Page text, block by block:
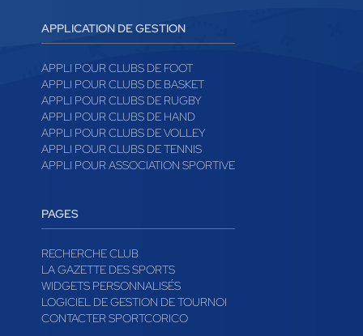
APPLICATION DE GESTION
APPLI POUR CLUBS DE FOOT
APPLI POUR CLUBS DE BASKET
APPLI POUR CLUBS DE RUGBY
APPLI POUR CLUBS DE HAND
APPLI POUR CLUBS DE VOLLEY
APPLI POUR CLUBS DE TENNIS
APPLI POUR ASSOCIATION SPORTIVE
PAGES
RECHERCHE CLUB
LA GAZETTE DES SPORTS
WIDGETS PERSONNALISÉS
LOGICIEL DE GESTION DE TOURNOI
CONTACTER SPORTCORICO